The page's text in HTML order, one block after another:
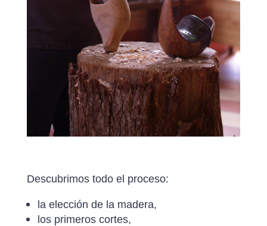
Descubrimos todo el proceso:
la elección de la madera,
los primeros cortes,